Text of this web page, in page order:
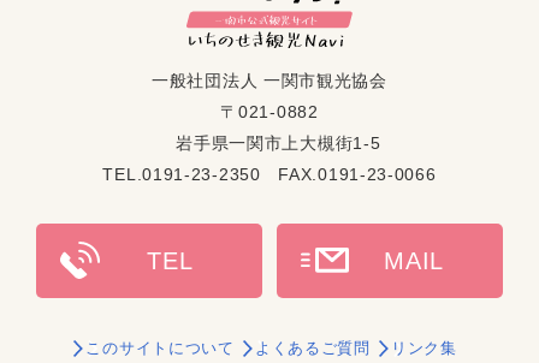
一般社団法人 一関市観光協会
〒021-0882
岩手県一関市上大槻街1-5
TEL.0191-23-2350 FAX.0191-23-0066
このサイトについて よくあるご質問 リンク集